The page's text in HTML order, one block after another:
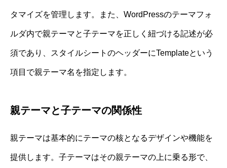
タマイズを管理します。また、WordPressのテーマフォ
ルダ内で親テーマと子テーマを正しく紐づける記述が必
須であり、スタイルシートのヘッダーにTemplateという
項目で親テーマ名を指定します。
親テーマと子テーマの関係性
親テーマは基本的にテーマの核となるデザインや機能を
提供します。子テーマはその親テーマの上に乗る形で、